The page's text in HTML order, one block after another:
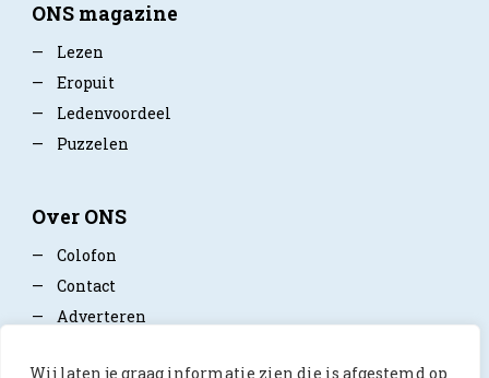
Wij laten je graag informatie zien die is afgestemd op
ONS magazine
—
Lezen
—
Eropuit
—
Ledenvoordeel
—
Puzzelen
Over ONS
—
Colofon
—
Contact
—
Adverteren